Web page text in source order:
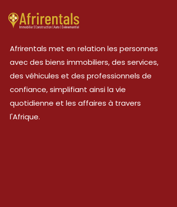
Afrirentals met en relation les personnes
avec des biens immobiliers, des services,
des véhicules et des professionnels de
confiance, simplifiant ainsi la vie
quotidienne et les affaires à travers
l'Afrique.